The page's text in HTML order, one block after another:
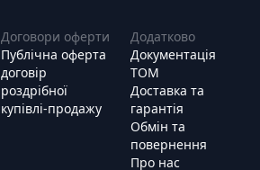
Договори оферти
Публічна оферта
договір
роздрібної
купівлі-продажу
Додатково
Документація
ТОМ
Доставка та
гарантія
Обмін та
повернення
Про нас